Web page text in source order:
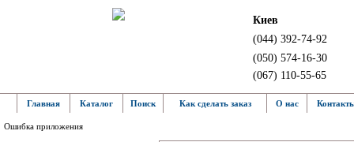
Киев
(044) 392-74-92
(050) 574-16-30
(067) 110-55-65
Главная Каталог Поиск Как сделать заказ О нас
Ошибка приложения